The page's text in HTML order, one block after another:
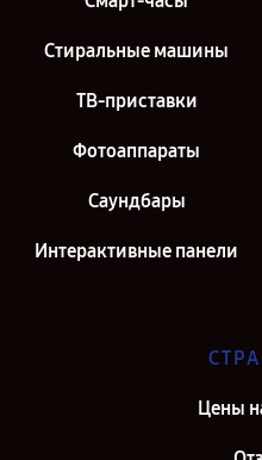
Стиральные машины
ТВ-приставки
Фотоаппараты
Саундбары
Интерактивные панели
Цены